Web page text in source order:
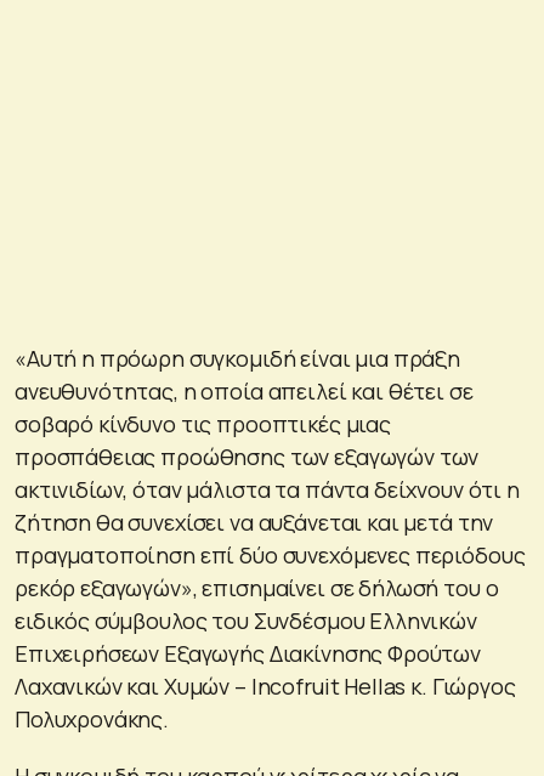
«Αυτή η πρόωρη συγκομιδή είναι μια πράξη
ανευθυνότητας, η οποία απειλεί και θέτει σε
σοβαρό κίνδυνο τις προοπτικές μιας
προσπάθειας προώθησης των εξαγωγών των
ακτινιδίων, όταν μάλιστα τα πάντα δείχνουν ότι η
ζήτηση θα συνεχίσει να αυξάνεται και μετά την
πραγματοποίηση επί δύο συνεχόμενες περιόδους
ρεκόρ εξαγωγών», επισημαίνει σε δήλωσή του ο
ειδικός σύμβουλος του Συνδέσμου Ελληνικών
Επιχειρήσεων Εξαγωγής Διακίνησης Φρούτων
Λαχανικών και Χυμών – Incofruit Hellas κ. Γιώργος
Πολυχρονάκης.